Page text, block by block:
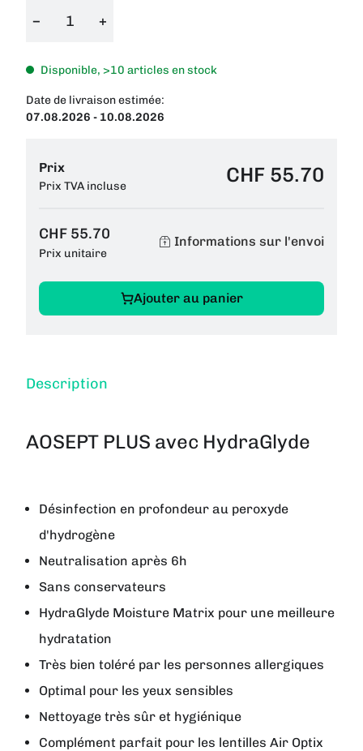
− +
Disponible, >10 articles en stock
Date de livraison estimée:
07.08.2026 - 10.08.2026
Prix
Prix TVA incluse CHF 55.70
CHF 55.70
Prix unitaire
Informations sur l'envoi
Ajouter au panier
Description
AOSEPT PLUS avec HydraGlyde
Désinfection en profondeur au peroxyde
d'hydrogène
Neutralisation après 6h
Sans conservateurs
HydraGlyde Moisture Matrix pour une meilleure
hydratation
Très bien toléré par les personnes allergiques
Optimal pour les yeux sensibles
Nettoyage très sûr et hygiénique
Complément parfait pour les lentilles Air Optix